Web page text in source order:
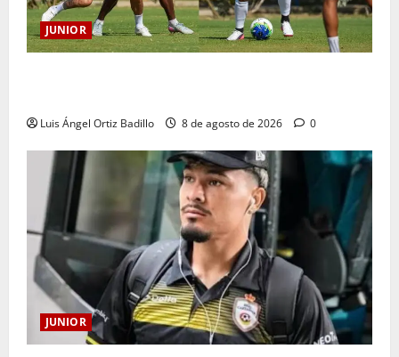
JUNIOR
Luis Ángel Ortiz Badillo 8 de agosto de 2026 0
JUNIOR